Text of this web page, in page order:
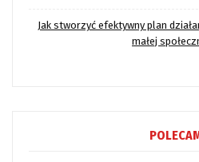
Jak stworzyć efektywny plan
małej